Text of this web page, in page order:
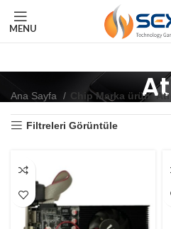
MENU
Ana Sayfa Chip Marka ürün Ati
Filtreleri Görüntüle